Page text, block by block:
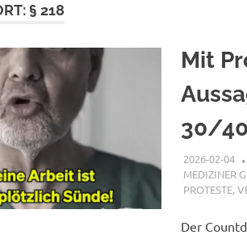
§ 218
Mit
30/
2026-02-04
MEDIZINER
PROTESTE,
Der